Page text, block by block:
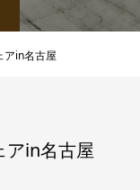
in名古屋
in名古屋